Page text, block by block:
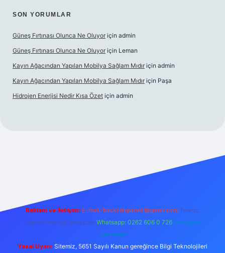
SON YORUMLAR
Güneş Fırtınası Olunca Ne Oluyor için admin
Güneş Fırtınası Olunca Ne Oluyor için Leman
Kayın Ağacından Yapılan Mobilya Sağlam Mıdır için admin
Kayın Ağacından Yapılan Mobilya Sağlam Mıdır için Paşa
Hidrojen Enerjisi Nedir Kısa Özet için admin
https://
Reklam ve İletişim: E-mail: backlinkpaneli@gmail.com Teams:
forumhizmeti@gmail.com Whatsapp: 0262 606 0 726 Telegram:
@karabul
Yasal Uyarı: Sitemiz, 5651 Sayılı Kanun gereğince Bilgi Teknolojileri